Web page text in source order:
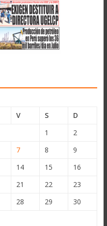
V S
D
1
2
7 8
9
14 15
16
21 22
23
28 29
30